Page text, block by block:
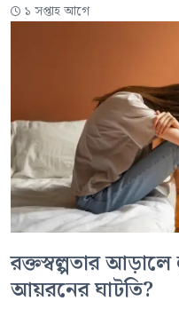
১ সপ্তাহ আগে
রক্তস্বল্পতার
আয়রনের ঘাটতি?